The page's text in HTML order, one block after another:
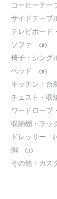
コーヒーテー
サイドテーブ
テレビボード
ソファ (0)
椅子・シング
ベッド (0)
キッチン・台
チェスト・収
ワードローブ
収納棚・ラッ
ドレッサー
脚 (1)
その他・カス